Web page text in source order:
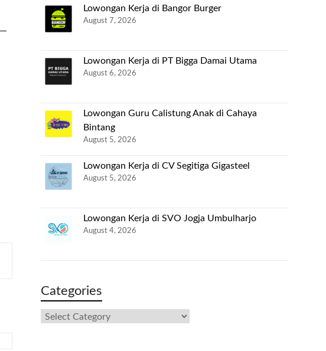
Lowongan Kerja di Bangor Burger
August 7, 2026
Lowongan Kerja di PT Bigga Damai Utama
August 6, 2026
Lowongan Guru Calistung Anak di Cahaya
Bintang
August 5, 2026
Lowongan Kerja di CV Segitiga Gigasteel
August 5, 2026
Lowongan Kerja di SVO Jogja Umbulharjo
August 4, 2026
Categories